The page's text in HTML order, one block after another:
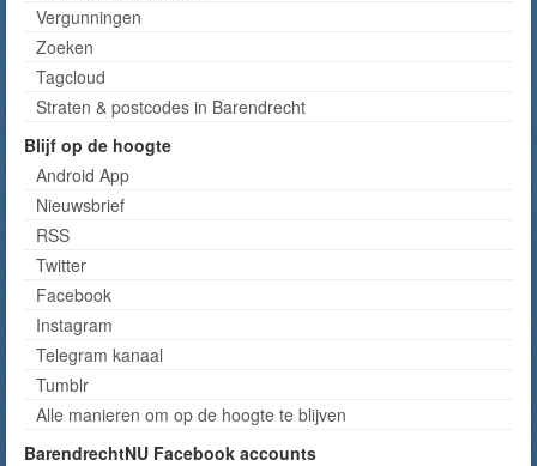
Vergunningen
Zoeken
Tagcloud
Straten & postcodes in Barendrecht
Blijf op de hoogte
Android App
Nieuwsbrief
RSS
Twitter
Facebook
Instagram
Telegram kanaal
Tumblr
Alle manieren om op de hoogte te blijven
BarendrechtNU Facebook accounts